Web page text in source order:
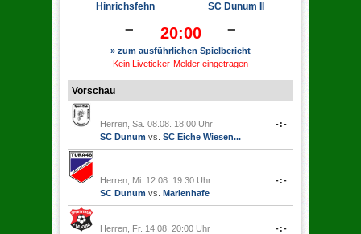
Hinrichsfehn SC Dunum II
- 20:00 -
» zum ausführlichen Spielbericht
Kein Liveticker-Melder eingetragen
Vorschau
Herren, Sa. 08.08. 18:00 Uhr
SC Dunum vs. SC Eiche Wiesen...
-:-
Herren, Mi. 12.08. 19:30 Uhr
SC Dunum vs. Marienhafe
-:-
Herren, Fr. 14.08. 20:00 Uhr -:-